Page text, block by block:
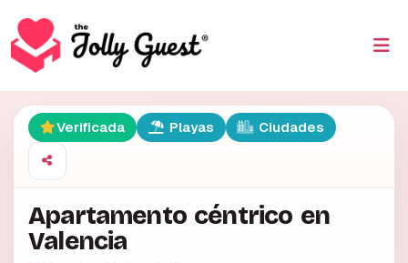
Verificada Playas Ciudades
Apartamento céntrico en
Valencia